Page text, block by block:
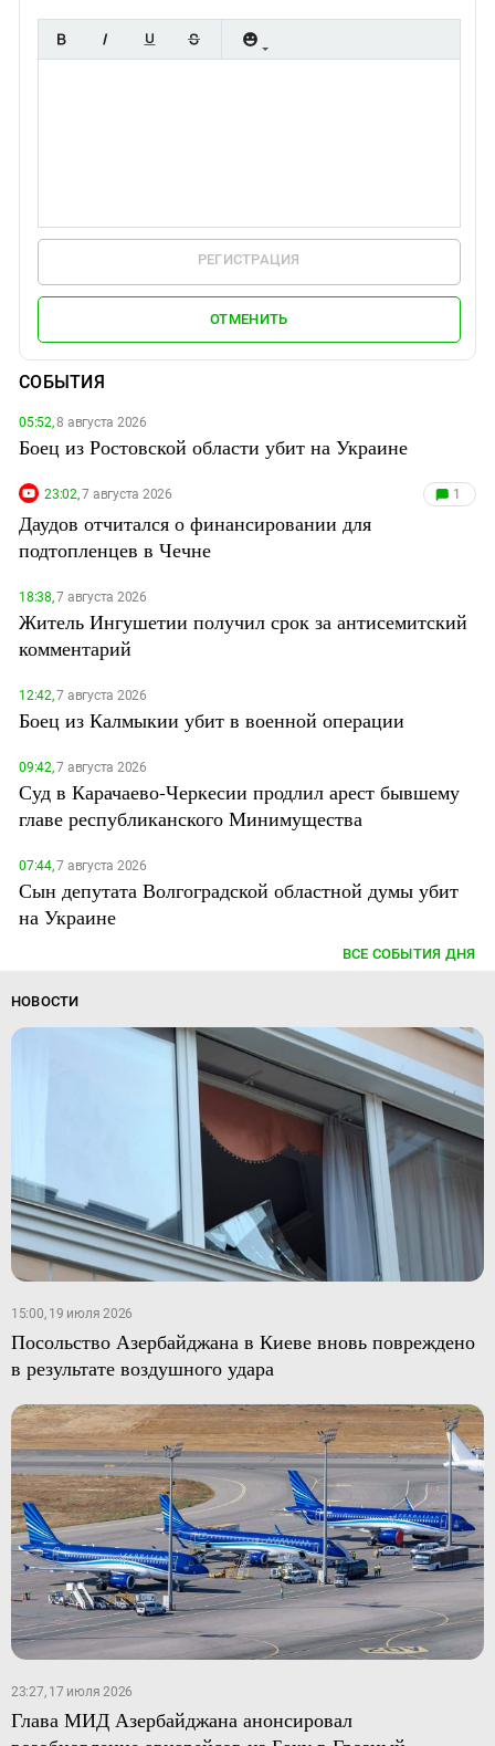
РЕГИСТРАЦИЯ
ОТМЕНИТЬ
СОБЫТИЯ
05:52,8 августа 2026
Боец из Ростовской области убит на Украине
23:02,7 августа 2026 1
Даудов отчитался о финансировании для
подтопленцев в Чечне
18:38,7 августа 2026
Житель Ингушетии получил срок за антисемитский
комментарий
12:42,7 августа 2026
Боец из Калмыкии убит в военной операции
09:42,7 августа 2026
Суд в Карачаево-Черкесии продлил арест бывшему
главе республиканского Минимущества
07:44,7 августа 2026
Сын депутата Волгоградской областной думы убит
на Украине
ВСЕ СОБЫТИЯ ДНЯ
НОВОСТИ
15:00, 19 июля 2026
Посольство Азербайджана в Киеве вновь повреждено
в результате воздушного удара
23:27, 17 июля 2026
Глава МИД Азербайджана анонсировал